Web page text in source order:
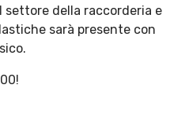
settore della raccorderia e
sarà presente con